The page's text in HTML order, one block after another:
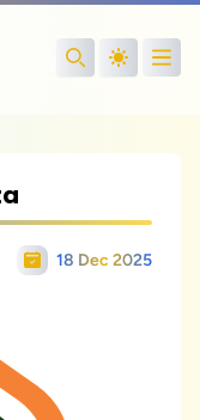
Search
18 Dec 2025